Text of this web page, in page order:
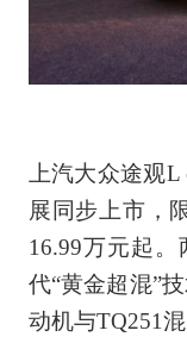
上汽大众途观
展同步上市，
16.99万元起。
代“黄金超混”
动机与TQ251